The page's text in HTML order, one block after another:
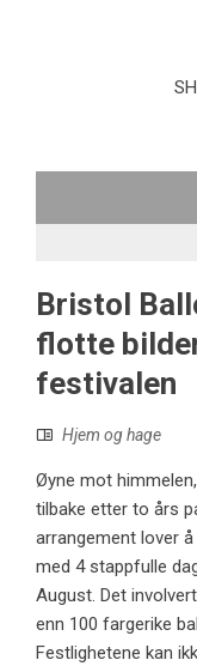
Bristol
flotte
festivalen
Hjem og hage
Øyne mot
tilbake etter to års
arrangement lover
med 4 stappfulle
August. Det
enn 100 fargerike
Festlighetene kan